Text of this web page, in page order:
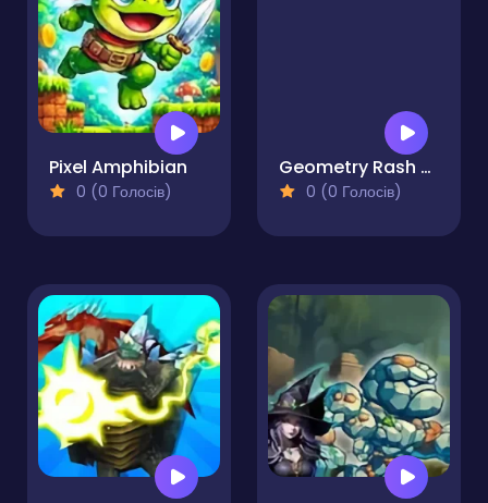
Pixel Amphibian
0 (0 Голосів)
Geometry Rash But MCraft
0 (0 Голосів)